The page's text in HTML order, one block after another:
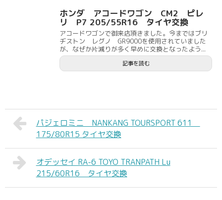
ホンダ アコードワゴン CM2 ピレ
リ P7 205/55R16 タイヤ交換
アコードワゴンで御来店頂きました。今まではブリ
ヂストン レグノ GR9000を使用されていました
が、なぜか片減りが多く早めに交換となったよう...
記事を読む
パジェロミニ NANKANG TOURSPORT 611
175/80R15 タイヤ交換
オデッセイ RA-6 TOYO TRANPATH Lu
215/60R16 タイヤ交換